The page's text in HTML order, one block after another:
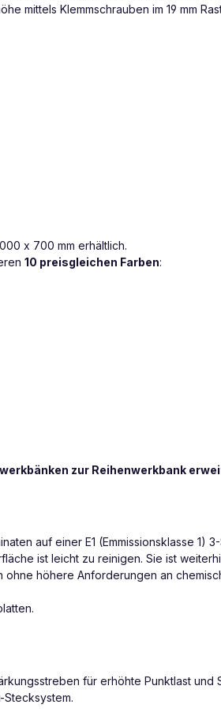
mittels Klemmschrauben im 19 mm
x 700 mm erhältlich.
10 preisgleichen Farben:
zur Reihenwerkbank
auf einer E1 (Emmissionsklasse 1)
ist leicht zu reinigen. Sie ist
höhere Anforderungen an
für erhöhte Punktlast
Stecksystem.